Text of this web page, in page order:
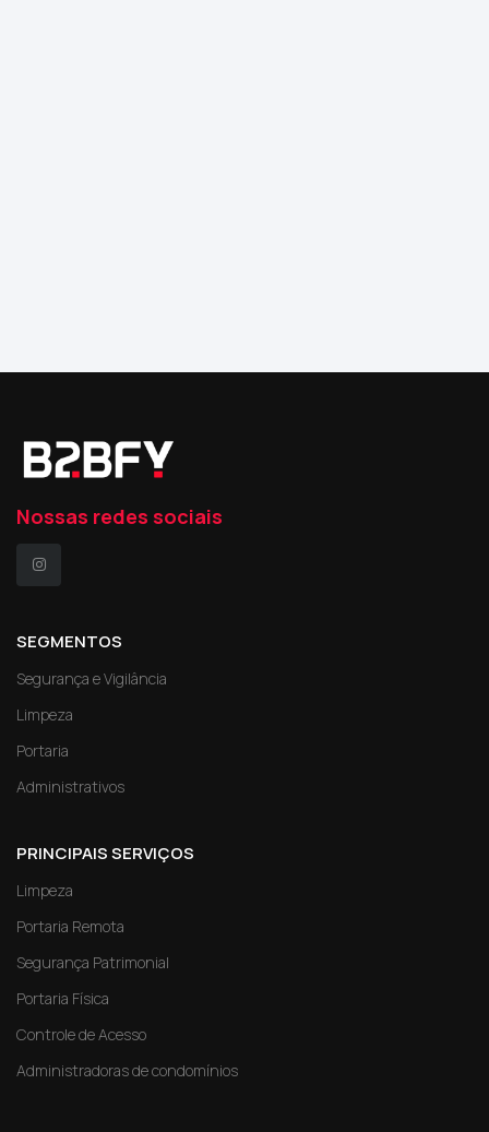
Nossas redes sociais
SEGMENTOS
Segurança e Vigilância
Limpeza
Portaria
Administrativos
PRINCIPAIS SERVIÇOS
Limpeza
Portaria Remota
Segurança Patrimonial
Portaria Física
Controle de Acesso
Administradoras de condomínios